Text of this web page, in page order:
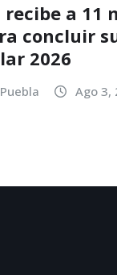
recibe a 11
concluir
2026
Ago 3,